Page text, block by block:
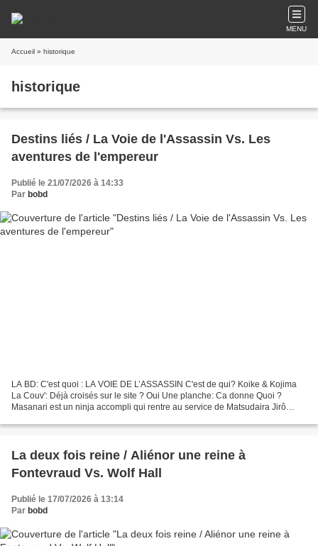
MENU
Accueil » historique
historique
Destins liés / La Voie de l'Assassin Vs. Les
aventures de l'empereur
Publié le 21/07/2026 à 14:33
Par bobd
LA BD: C'est quoi : LA VOIE DE L’ASSASSIN C'est de qui? Koike & Kojima
La Couv': Déjà croisés sur le site ? Oui Une planche: Ca donne Quoi ?
Masanari est un ninja accompli qui rentre au service de Matsudaira Jirô
La deux fois reine / Aliénor une reine à
Fontevraud Vs. Wolf Hall
Publié le 17/07/2026 à 13:14
Par bobd